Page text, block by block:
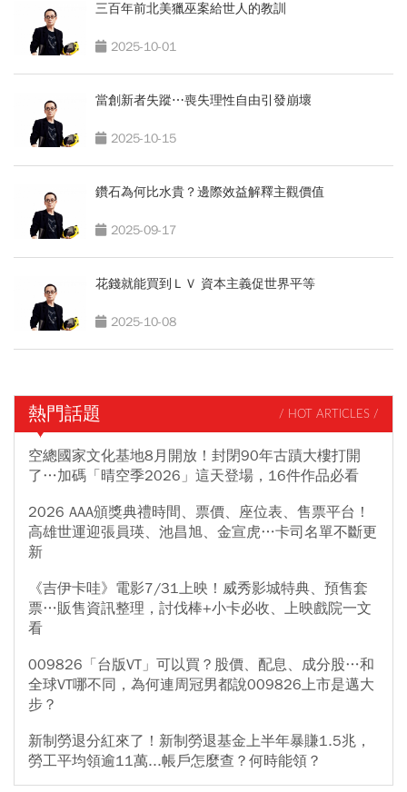
三百年前北美獵巫案給世人的教訓
2025-10-01
當創新者失蹤⋯喪失理性自由引發崩壞
2025-10-15
鑽石為何比水貴？邊際效益解釋主觀價值
2025-09-17
花錢就能買到ＬＶ 資本主義促世界平等
2025-10-08
熱門話題 / HOT ARTICLES /
空總國家文化基地8月開放！封閉90年古蹟大樓打開
了…加碼「晴空季2026」這天登場，16件作品必看
2026 AAA頒獎典禮時間、票價、座位表、售票平台！
高雄世運迎張員瑛、池昌旭、金宣虎…卡司名單不斷更
新
《吉伊卡哇》電影7/31上映！威秀影城特典、預售套
票…販售資訊整理，討伐棒+小卡必收、上映戲院一文
看
009826「台版VT」可以買？股價、配息、成分股…和
全球VT哪不同，為何連周冠男都說009826上市是邁大
步？
新制勞退分紅來了！新制勞退基金上半年暴賺1.5兆，
勞工平均領逾11萬...帳戶怎麼查？何時能領？